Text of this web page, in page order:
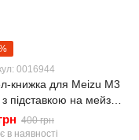
0016944
книжка для Meizu M3
підставкою на мейзу
чорна gd1
400 грн
в наявності